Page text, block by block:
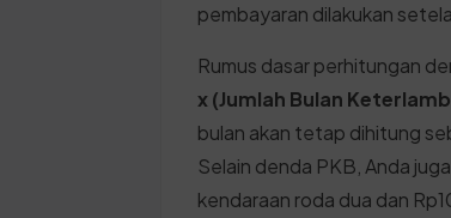
pembayaran dilakukan
Rumus dasar perhitungan
x (Jumlah Bulan
bulan akan tetap dihitung
Selain denda PKB, Anda
kendaraan roda dua dan